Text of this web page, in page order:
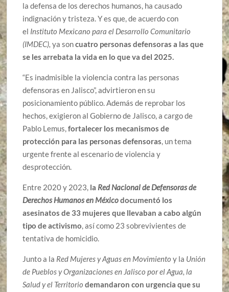
la defensa de los derechos humanos, ha causado
indignación y tristeza. Y es que, de acuerdo con
el Instituto Mexicano para el Desarrollo Comunitario
(IMDEC),ya soncuatro personas defensoras a las que
se les arrebata la vida en lo que va del 2025.
“Es inadmisible la violencia contra las personas
defensoras en Jalisco”, advirtieron en su
posicionamiento público. Además de reprobar los
hechos, exigieron al Gobierno de Jalisco, a cargo de
Pablo Lemus,fortalecer los mecanismos de
protección para las personas defensoras, un tema
urgente frente al escenario de violencia y
desprotección.
Entre 2020 y 2023, la Red Nacional de Defensoras de
Derechos Humanos en Méxicodocumentó los
asesinatos de 33 mujeres que llevaban a cabo algún
tipo de activismo, así como 23 sobrevivientes de
tentativa de homicidio.
Junto a la Red Mujeres y Aguas en Movimiento y la Unión
de Pueblos y Organizaciones en Jalisco por el Agua, la
Salud y el Territoriodemandaron con urgencia que su